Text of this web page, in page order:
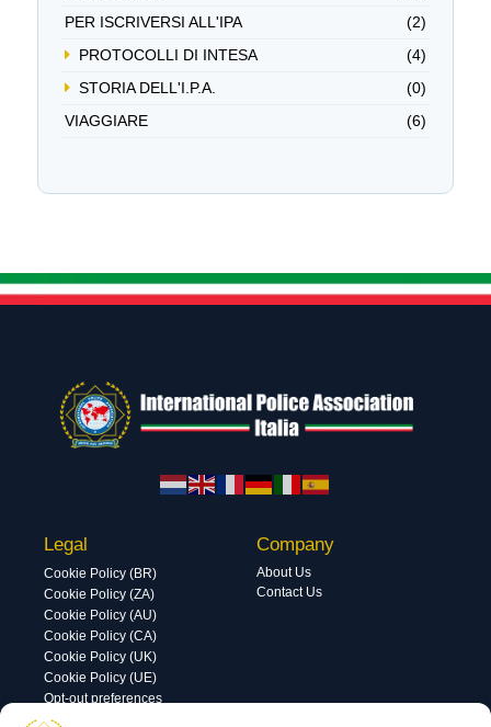
PER ISCRIVERSI ALL'IPA
(2)
PROTOCOLLI DI INTESA
(4)
STORIA DELL'I.P.A.
(0)
VIAGGIARE
(6)
Legal
Cookie Policy (BR)
Cookie Policy (ZA)
Cookie Policy (AU)
Cookie Policy (CA)
Cookie Policy (UK)
Cookie Policy (UE)
Opt-out preferences
Company
About Us
Contact Us